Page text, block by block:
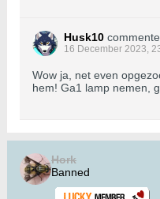
Husk10
16 December 2023,
Wow ja, net even
hem! Ga1 lamp nemen,
Hork
Banned